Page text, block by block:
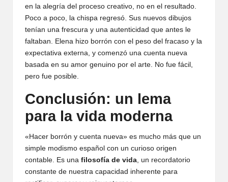
en la alegría del proceso creativo, no en el resultado.
Poco a poco, la chispa regresó. Sus nuevos dibujos
tenían una frescura y una autenticidad que antes le
faltaban. Elena hizo borrón con el peso del fracaso y la
expectativa externa, y comenzó una cuenta nueva
basada en su amor genuino por el arte. No fue fácil,
pero fue posible.
Conclusión: un lema
para la vida moderna
«Hacer borrón y cuenta nueva» es mucho más que un
simple modismo español con un curioso origen
contable. Es una filosofía de vida, un recordatorio
constante de nuestra capacidad inherente para